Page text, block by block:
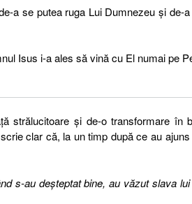
a se putea ruga Lui Dumnezeu și de-
Isus i-a ales să vină cu El numai pe
strălucitoare și de-o transformare în
clar că, la un timp după ce au
s-au deşteptat bine, au văzut slava